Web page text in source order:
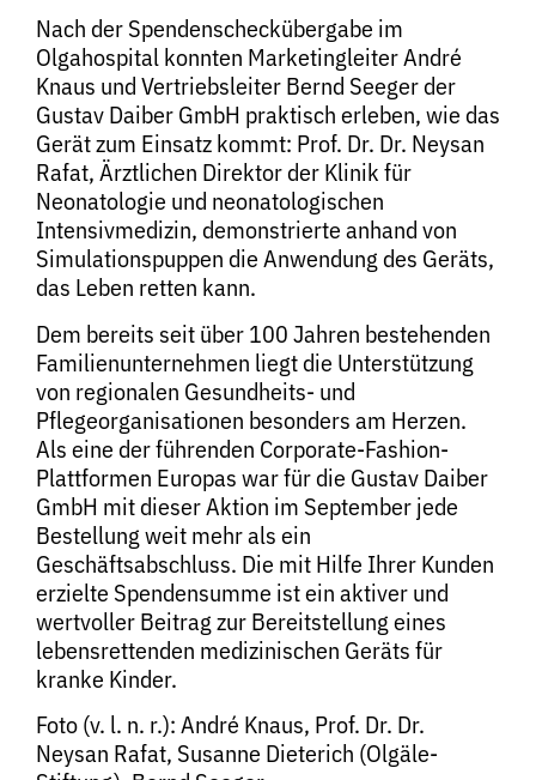
Nach der Spendenscheckübergabe im
Olgahospital konnten Marketingleiter André
Knaus und Vertriebsleiter Bernd Seeger der
Gustav Daiber GmbH praktisch erleben, wie das
Gerät zum Einsatz kommt: Prof. Dr. Dr. Neysan
Rafat, Ärztlichen Direktor der Klinik für
Neonatologie und neonatologischen
Intensivmedizin, demonstrierte anhand von
Simulationspuppen die Anwendung des Geräts,
das Leben retten kann.
Dem bereits seit über 100 Jahren bestehenden
Familienunternehmen liegt die Unterstützung
von regionalen Gesundheits- und
Pflegeorganisationen besonders am Herzen.
Als eine der führenden Corporate-Fashion-
Plattformen Europas war für die Gustav Daiber
GmbH mit dieser Aktion im September jede
Bestellung weit mehr als ein
Geschäftsabschluss. Die mit Hilfe Ihrer Kunden
erzielte Spendensumme ist ein aktiver und
wertvoller Beitrag zur Bereitstellung eines
lebensrettenden medizinischen Geräts für
kranke Kinder.
Foto (v. l. n. r.): André Knaus, Prof. Dr. Dr.
Neysan Rafat, Susanne Dieterich (Olgäle-